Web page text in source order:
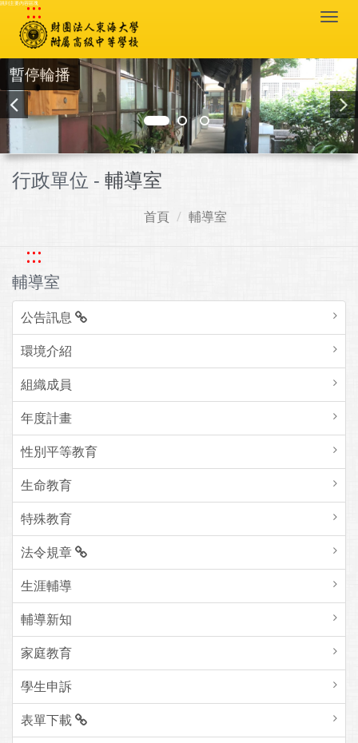
跳到主要內容區塊
:::
暫停輪播
行政單位 - 輔導室
首頁 輔導室
:::
輔導室
公告訊息
環境介紹
組織成員
年度計畫
性別平等教育
生命教育
特殊教育
法令規章
生涯輔導
輔導新知
家庭教育
學生申訴
表單下載